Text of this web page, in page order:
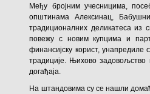
Међу бројним учесницима,
општинама Алексинац,
традиционалних деликатеса из
повежу с новим купцима и
финансијску корист, унапредиле
традиције. Њихово задовољство
догађаја.
На штандовима су се нашли